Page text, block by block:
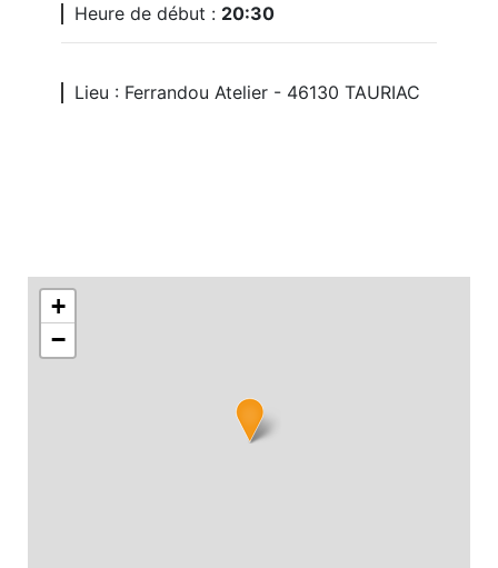
Heure de début : 20:30
Lieu : Ferrandou Atelier - 46130 TAURIAC
+
−